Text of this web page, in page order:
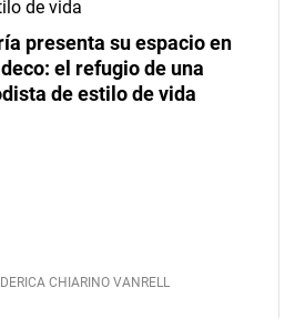
presenta su espacio en
el refugio de una
de estilo de vida
CHIARINO VANRELL